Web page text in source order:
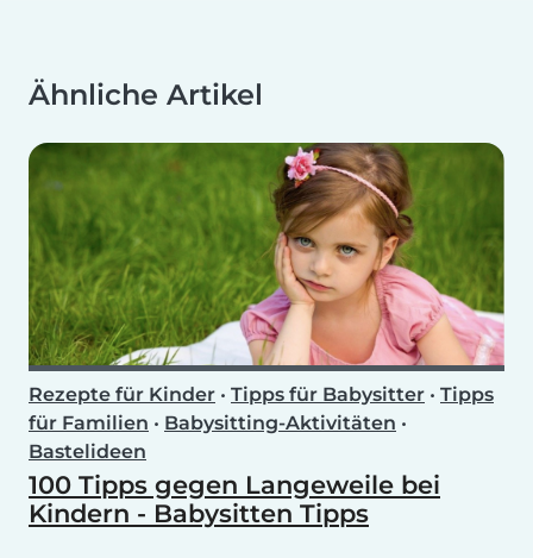
Ähnliche Artikel
Rezepte für Kinder • Tipps für Babysitter • Tipps
für Familien • Babysitting-Aktivitäten •
Bastelideen
100 Tipps gegen Langeweile bei
Kindern - Babysitten Tipps